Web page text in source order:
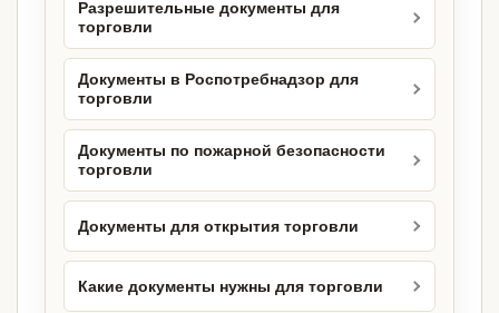
Разрешительные документы для
торговли
Документы в Роспотребнадзор для
торговли
Документы по пожарной безопасности
торговли
Документы для открытия торговли
Какие документы нужны для торговли